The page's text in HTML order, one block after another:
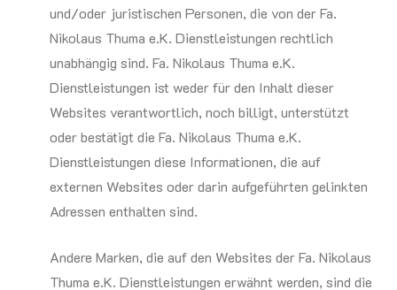
und/oder juristischen Personen, die von der Fa.
Nikolaus Thuma e.K. Dienstleistungen rechtlich
unabhängig sind. Fa. Nikolaus Thuma e.K.
Dienstleistungen ist weder für den Inhalt dieser
Websites verantwortlich, noch billigt, unterstützt
oder bestätigt die Fa. Nikolaus Thuma e.K.
Dienstleistungen diese Informationen, die auf
externen Websites oder darin aufgeführten gelinkten
Adressen enthalten sind.
Andere Marken, die auf den Websites der Fa. Nikolaus
Thuma e.K. Dienstleistungen erwähnt werden, sind die